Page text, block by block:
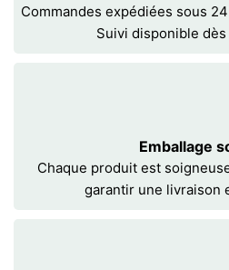
Commandes expédiées sous
Suivi disponible dès
Emballage
Chaque produit est
garantir une livraison